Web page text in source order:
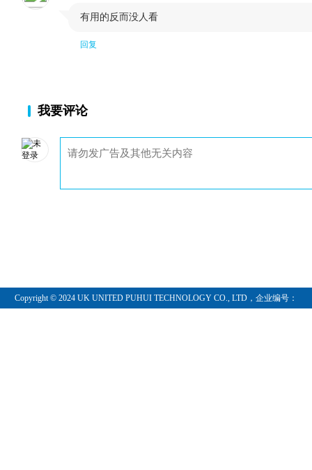
有用的反而没人看
回复
我要评论
Copyright © 2024 UK UNITED PUHUI TECHNOLOGY CO., LTD，企业编号：